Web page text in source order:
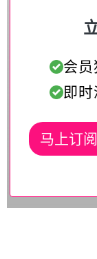
会员
即
马上订阅